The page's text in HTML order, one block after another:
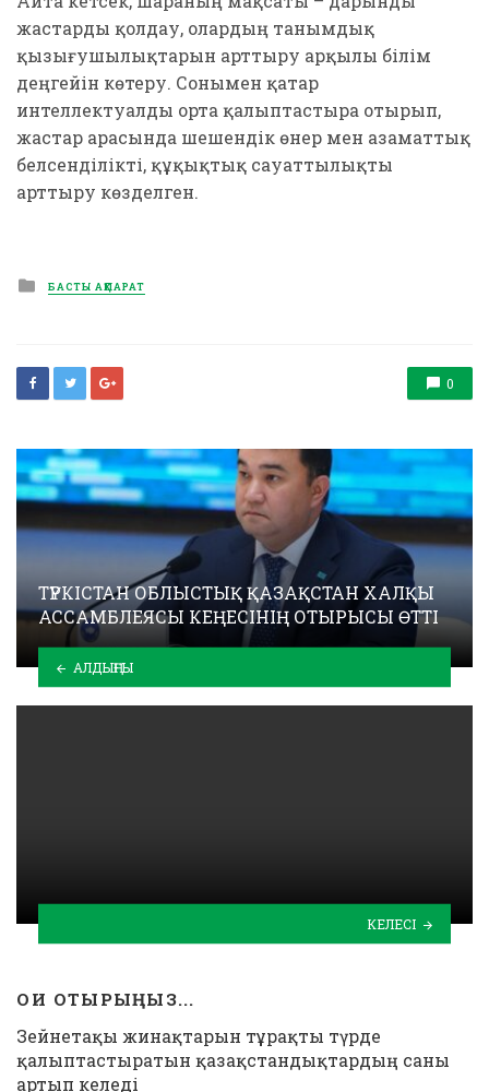
жастарды қолдау, олардың танымдық
қызығушылықтарын арттыру арқылы білім
деңгейін көтеру. Сонымен қатар
интеллектуалды орта қалыптастыра отырып,
жастар арасында шешендік өнер мен азаматтық
белсенділікті, құқықтық сауаттылықты
арттыру көзделген.
Posted
in
БАСТЫ АҚПАРАТ
0
ТҮРКІСТАН ОБЛЫСТЫҚ ҚАЗАҚСТАН ХАЛҚЫ
АССАМБЛЕЯСЫ КЕҢЕСІНІҢ ОТЫРЫСЫ ӨТТІ
АЛДЫҢҒЫ
КЕЛЕСІ
ОҚИ ОТЫРЫҢЫЗ...
Зейнетақы жинақтарын тұрақты түрде
қалыптастыратын қазақстандықтардың саны
артып келеді